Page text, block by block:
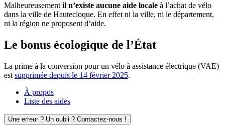
Malheureusement il n’existe aucune aide locale à l’achat de vélo
dans la ville de Hautecloque. En effet ni la ville, ni le département,
ni la région ne proposent d’aide.
Le bonus écologique de l’État
La prime à la conversion pour un vélo à assistance électrique (VAE)
est supprimée depuis le 14 février 2025.
À propos
Liste des aides
Une erreur ? Un oubli ? Contactez-nous !